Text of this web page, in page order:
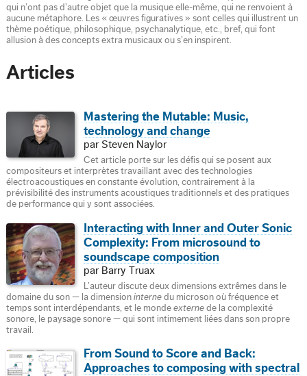
qui n’ont pas d’autre objet que la musique elle-même, qui ne renvoient à
aucune métaphore. Les « œuvres figuratives » sont celles qui illustrent un
thème poétique, philosophique, psychanalytique, etc., bref, qui font
allusion à des concepts extra musicaux ou s’en inspirent.
Articles
Mastering the Mutable: Music,
technology and change
par Steven Naylor
Cet article porte sur les défis qui se posent aux
compositeurs et interprètes travaillant avec des technologies
électroacoustiques en constante évolution, contrairement à la
prévisibilité des instruments acoustiques traditionnels et des pratiques
de performance qui y sont associées.
Interacting with Inner and Outer Sonic
Complexity: From microsound to
soundscape composition
par Barry Truax
L’auteur discute deux dimensions extrêmes dans le
domaine du son — la dimensioninterne du microson où fréquence et
temps sont interdépendants, et le mondeexterne de la complexité
sonore, le paysage sonore — qui sont intimement liées dans son propre
travail.
From Sound to Score and Back:
Approaches to composing with spectral